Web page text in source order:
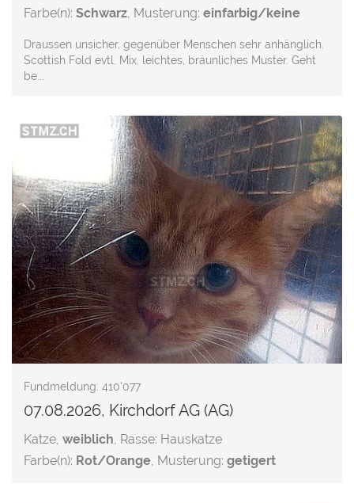
Farbe(n): Schwarz, Musterung: einfarbig/keine
Draussen unsicher, gegenüber Menschen sehr anhänglich.
Scottish Fold evtl. Mix. leichtes, bräunliches Muster. Geht
be...
Fundmeldung: 410'077
07.08.2026, Kirchdorf AG (AG)
Katze, weiblich, Rasse: Hauskatze
Farbe(n): Rot/Orange, Musterung: getigert